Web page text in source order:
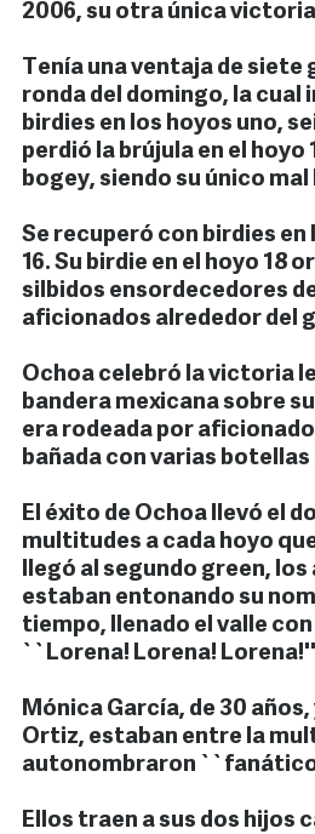
2006, su otra única
Tenía una ventaja de siete
ronda del domingo, la cual
birdies en los hoyos uno,
perdió la brújula en el hoyo
bogey, siendo su único
Se recuperó con birdies en
16. Su birdie en el hoyo 18
silbidos ensordecedores
aficionados alrededor del
Ochoa celebró la victoria
bandera mexicana sobre
era rodeada por
bañada con varias botellas
El éxito de Ochoa llevó el
multitudes a cada hoyo
llegó al segundo green,
estaban entonando su
tiempo, llenado el valle
``Lorena! Lorena!
Mónica García, de 30 años,
Ortiz, estaban entre la
autonombraron
Ellos traen a sus dos hijos